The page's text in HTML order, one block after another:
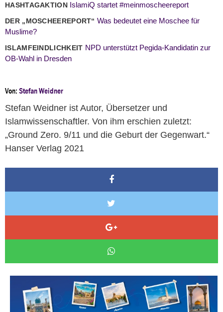
HASHTAGAKTION IslamiQ startet #meinmoscheereport
DER „MOSCHEEREPORT“ Was bedeutet eine Moschee für
Muslime?
ISLAMFEINDLICHKEIT NPD unterstützt Pegida-Kandidatin zur
OB-Wahl in Dresden
Von: Stefan Weidner
Stefan Weidner ist Autor, Übersetzer und
Islamwissenschaftler. Von ihm erschien zuletzt:
„Ground Zero. 9/11 und die Geburt der Gegenwart.“
Hanser Verlag 2021